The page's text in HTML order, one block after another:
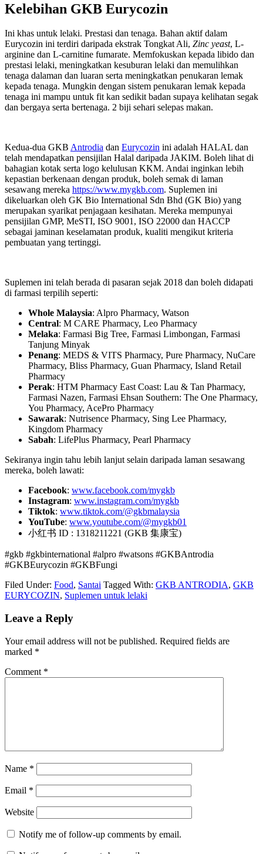
Kelebihan GKB Eurycozin
Ini khas untuk lelaki. Prestasi dan tenaga. Bahan aktif dalam
Eurycozin ini terdiri daripada ekstrak Tongkat Ali, Zinc yeast, L-
arginine dan L-carnitine fumarate. Memfokuskan kepada libido dan
prestasi lelaki, meningkatkan kesuburan lelaki dan memulihkan
tenaga dalaman dan luaran serta meningkatkan penukaran lemak
kepada tenaga. Mungkin dengan sistem penukaran lemak kepada
tenaga ini mampu untuk fit kan sedikit badan supaya kelihatan segak
dan bergaya serta bertenaga. 2 biji sehari selepas makan.
Kedua-dua GKB Antrodia dan Eurycozin ini adalah HALAL dan
telah mendapatkan pensijilan Halal daripada JAKIM. Boleh lihat di
bahagian kotak serta logo kelulusan KKM. Andai inginkan lebih
kepastian berkenaan dengan produk, boleh semak di laman
sesawang mereka https://www.mygkb.com. Suplemen ini
dikeluarkan oleh GK Bio International Sdn Bhd (GK Bio) yang
merupakan syarikat penjagaan kesihatan. Mereka mempunyai
pensijilan GMP, MeSTI, ISO 9001, ISO 22000 dan HACCP
sebagai jaminan keselamatan produk, kualiti mengikut kriteria
pembuatan yang tertinggi.
Suplemen ini telah berada di pasaran sejak 2018 dan boleh didapati
di farmasi terpilih seperti:
Whole Malaysia: Alpro Pharmacy, Watson
Central: M CARE Pharmacy, Leo Pharmacy
Melaka: Farmasi Big Tree, Farmasi Limbongan, Farmasi
Tanjung Minyak
Penang: MEDS & VITS Pharmacy, Pure Pharmacy, NuCare
Pharmacy, Bliss Pharmacy, Guan Pharmacy, Island Retail
Pharmacy
Perak: HTM Pharmacy East Coast: Lau & Tan Pharmacy,
Farmasi Nazen, Farmasi Ehsan Southern: The One Pharmacy,
You Pharmacy, AcePro Pharmacy
Sawarak: Nutrisence Pharmacy, Sing Lee Pharmacy,
Kingdom Pharmacy
Sabah: LifePlus Pharmacy, Pearl Pharmacy
Sekiranya ingin tahu lebih lanjut selain daripada laman sesawang
mereka, boleh lawati:
Facebook: www.facebook.com/mygkb
Instagram: www.instagram.com/mygkb
Tiktok: www.tiktok.com/@gkbmalaysia
YouTube: www.youtube.com/@mygkb01
小红书 ID : 1318211221 (GKB 集康宝)
#gkb #gkbinternational #alpro #watsons #GKBAntrodia
#GKBEurycozin #GKBFungi
Filed Under: Food, Santai Tagged With: GKB ANTRODIA, GKB
EURYCOZIN, Suplemen untuk lelaki
Leave a Reply
Your email address will not be published. Required fields are
marked *
Comment *
Name *
Email *
Website
Notify me of follow-up comments by email.